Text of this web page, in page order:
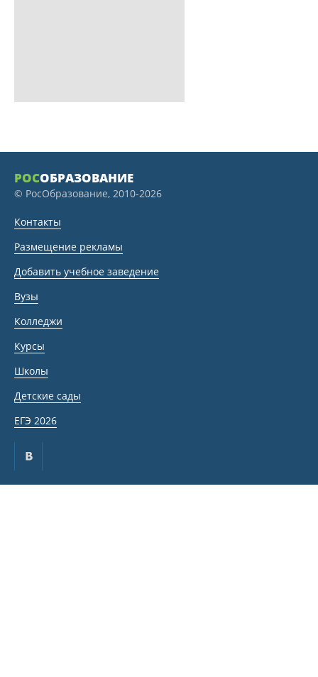
РОСОБРАЗОВАНИЕ
© РосОбразование, 2010-2026
Контакты
Размещение рекламы
Добавить учебное заведение
Вузы
Колледжи
Курсы
Школы
Детские сады
ЕГЭ 2026